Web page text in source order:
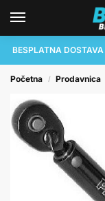
BESPLATNA DOSTAVA
Početna / Prodavnica